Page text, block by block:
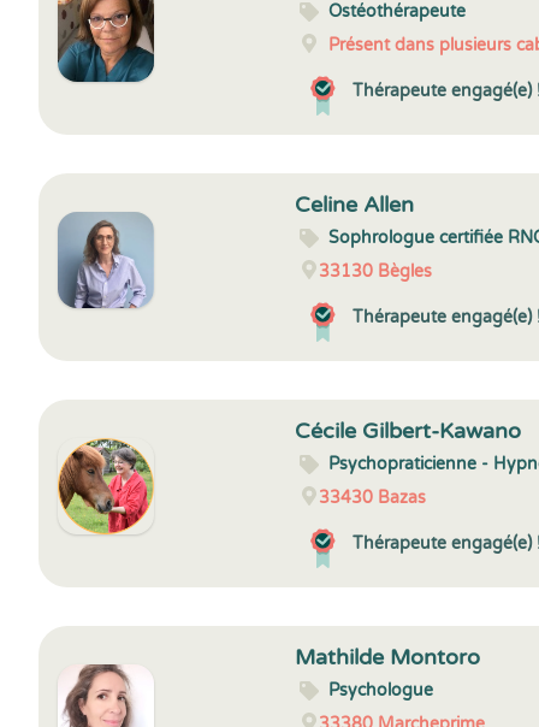
Ostéothérapeute
Présent dans plusieurs
Thérapeute engagé(e)
Celine Allen
Sophrologue certifiée
33130 Bègles
Thérapeute engagé(e)
Cécile Gilbert-Kawano
Psychopraticienne -
33430 Bazas
Thérapeute engagé(e)
Mathilde Montoro
Psychologue